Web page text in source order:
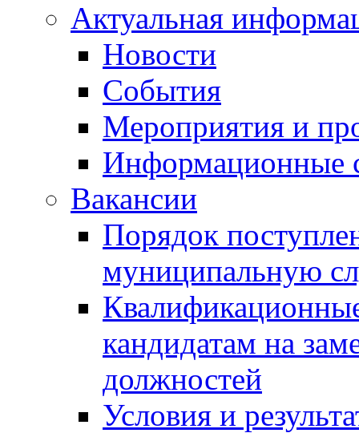
Актуальная
Новости
События
Мероприятия и
Информационные
Вакансии
Порядок
муниципальную
кандидатам на
должностей
Условия и